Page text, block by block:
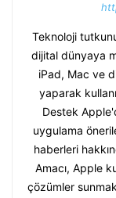
Teknoloji
dijital dünyaya
iPad, Mac ve
yaparak
Destek
uygulama
haberleri
Amacı, Apple
çözümler